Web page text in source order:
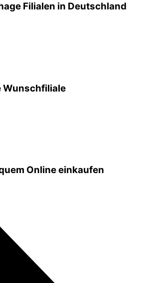
Filialen in Deutschland
Wunschfiliale
Online einkaufen